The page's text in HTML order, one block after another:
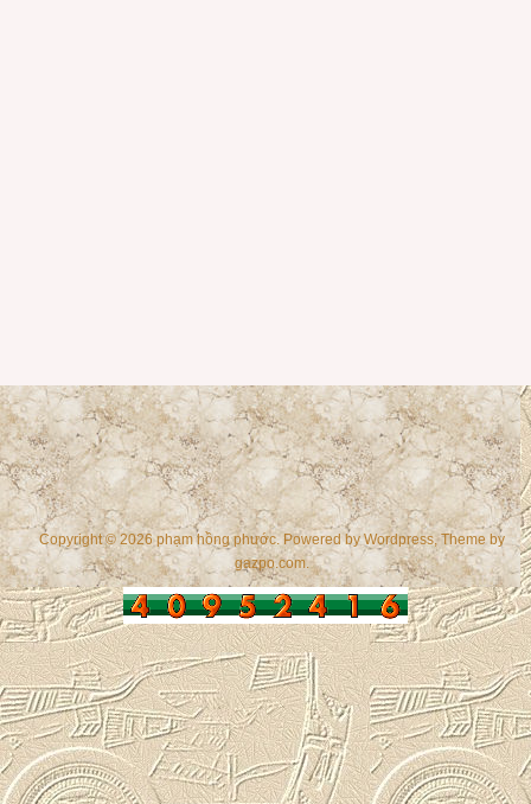
Copyright © 2026 phạm hồng phước. Powered byWordpress, Theme by
gazpo.com.